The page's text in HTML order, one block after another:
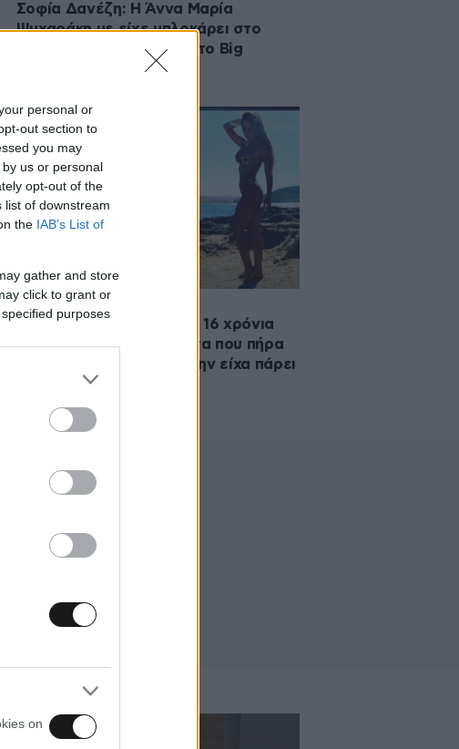
personal or
out section to
you may
us or personal
opt-out of the
list of downstream
the IAB’s List of
gather and store
click to grant or
purposes
on
Σοφία Δανέζη: Η Άννα Μαρία
Ψυχαράκη με είχε μπλοκάρει στο
Instagram πριν μπούμε στο Big
04·02·2021 01:18
Σοφία Δανέζη: Δουλεύω 16 χρόνια
και την αναγνωρισιμότητα που πήρα
από το Big Brother δεν την είχα πάρει